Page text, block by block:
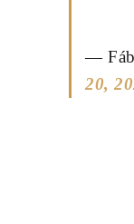
—
20,